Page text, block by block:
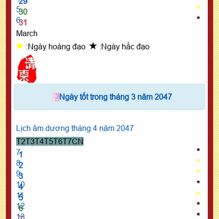
30
5
31
6
March
:Ngày hoàng đạo
:Ngày hắc đạo
Ngày tốt trong tháng 3 năm 2047
Lịch âm dương tháng 4 năm 2047
T2T3T4T5T6T7CN
1
7
2
8
3
9
4
10
5
11
6
12
13